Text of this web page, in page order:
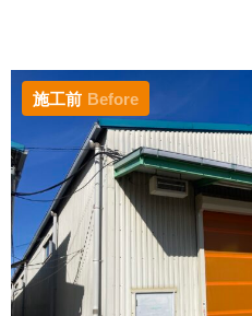
施工前 Before